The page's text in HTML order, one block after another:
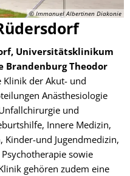
© Immanuel Albertinen Diakonie
Universitätsklinikum
Brandenburg Theodor
der Akut- und
Anästhesiologie
und
Innere Medizin,
Kinder-und Jugendmedizin,
sowie
gehören zudem eine